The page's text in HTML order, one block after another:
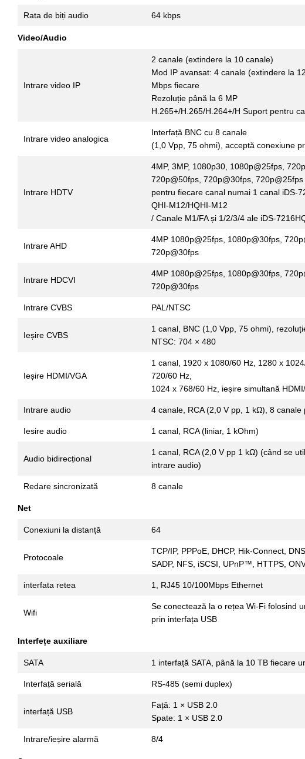
Rata de biți audio 64 kbps
Video/Audio
Intrare video IP
2 canale (extindere la 10 canale)
Mod IP avansat: 4 canale (extindere la
Mbps fiecare
Rezoluție până la 6 MP
H.265+/H.265/H.264+/H Suport pentru
Intrare video analogica
Interfață BNC cu 8 canale
(1,0 Vpp, 75 ohmi), acceptă conexiune
Intrare HDTV
4MP, 3MP, 1080p30, 1080p@25fps,
720p@50fps, 720p@30fps,
pentru fiecare canal numai 1 canal iDS-
QHI-M12/HQHI-M12
/ Canale M1/FA și 1/2/3/4 ale iDS-
Intrare AHD
4MP 1080p@25fps, 1080p@30fps,
720p@30fps
Intrare HDCVI
4MP 1080p@25fps, 1080p@30fps,
720p@30fps
Intrare CVBS PAL/NTSC
Ieșire CVBS
1 canal, BNC (1,0 Vpp, 75 ohmi),
NTSC: 704 × 480
Ieșire HDMI/VGA
1 canal, 1920 x 1080/60 Hz, 1280 x
720/60 Hz,
1024 x 768/60 Hz, ieșire simultană
Intrare audio 4 canale, RCA (2,0 V pp, 1 kΩ), 8 canale
Iesire audio 1 canal, RCA (liniar, 1 kOhm)
Audio bidirecțional
1 canal, RCA (2,0 V pp 1 kΩ) (când se
intrare audio)
Redare sincronizată 8 canale
Net
Conexiuni la distanță 64
Protocoale
TCP/IP, PPPoE, DHCP, Hik-Connect,
SADP, NFS, iSCSI, UPnP™, HTTPS,
interfata retea 1, RJ45 10/100Mbps Ethernet
Wifi
Se conectează la o rețea Wi-Fi folosind
prin interfața USB
Interfețe auxiliare
SATA 1 interfață SATA, până la 10 TB fiecare
Interfață serială RS-485 (semi duplex)
interfață USB
Față: 1 × USB 2.0
Spate: 1 × USB 2.0
Intrare/ieșire alarmă 8/4